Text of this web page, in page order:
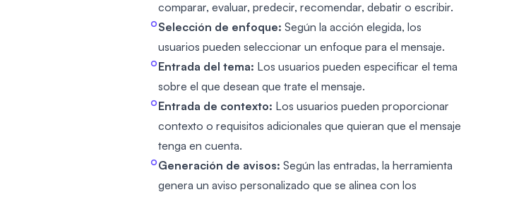
comparar, evaluar, predecir, recomendar, debatir o escribir.
Selección de enfoque: Según la acción elegida, los
usuarios pueden seleccionar un enfoque para el mensaje.
Entrada del tema: Los usuarios pueden especificar el tema
sobre el que desean que trate el mensaje.
Entrada de contexto: Los usuarios pueden proporcionar
contexto o requisitos adicionales que quieran que el mensaje
tenga en cuenta.
Generación de avisos: Según las entradas, la herramienta
genera un aviso personalizado que se alinea con los